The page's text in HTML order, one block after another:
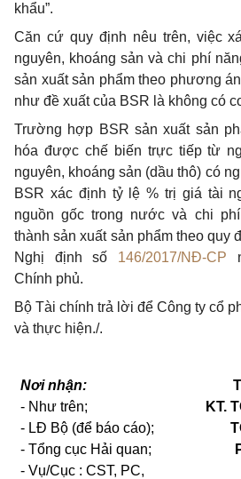
khẩu”.
Căn cứ quy định nêu trên, việc
nguyên, khoáng sản và chi phí
sản xuất sản phẩm theo phương
như đề xuất của BSR là không có
Trường hợp BSR sản xuất sản
hóa được chế biến trực tiếp từ
nguyên, khoáng sản (dầu thô) có
BSR xác định tỷ lệ % trị giá tài
nguồn gốc trong nước và chi
thành sản xuất sản phẩm theo quy
Nghị định số 146/2017/NĐ-CP
Chính phủ.
Bộ Tài chính trả lời để Công ty cổ
và thực hiện./.
Nơi nhận:
- Như trên;
- LĐ Bộ (để báo cáo);
- Tổng cục Hải quan;
- Vụ/Cục : CST, PC,
KT.